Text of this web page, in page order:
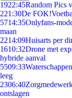
1922:45Random Pics
221:30De
5714:35Onlyfans-
maan
2214:09Huisarts per
1610:32Drone met
hybride aanval
5509:33
leeg
2306:40
ontslagen